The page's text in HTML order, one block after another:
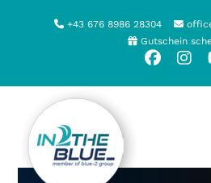
+43 676 8986 28304
Gutschein